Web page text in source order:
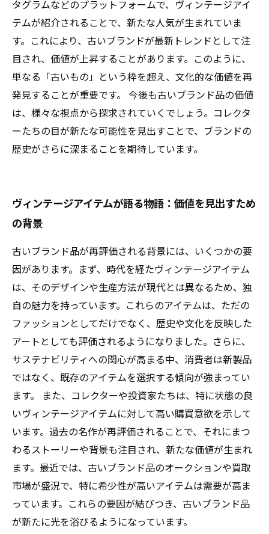
タグラムなどのプラットフォームで、ヴィンテージアイ
テムが紹介されることで、新たな人気が生まれていま
す。これにより、古いブランドが最新トレンドとして注
目され、価値が上昇することがあります。このように、
単なる「古いもの」という枠を超え、文化的な価値を再
発見することが重要です。 今後も古いブランド品の価値
は、様々な視点から探求されていくでしょう。コレクタ
ーたちの目が新たな可能性を見出すことで、ブランドの
歴史がさらに深まることを期待しています。
ヴィンテージアイテムが語る物語：価値を見出すため
の背景
古いブランド品が再評価される背景には、いくつかの要
因があります。まず、時代を経たヴィンテージアイテム
は、そのデザインや生産方法が現代とは異なるため、独
自の魅力を持っています。これらのアイテムは、ただの
ファッションとしてだけでなく、歴史や文化を反映した
アートとしても評価されるようになりました。さらに、
サステナビリティへの関心が高まる中、消費者は新製品
ではなく、既存のアイテムを選択する傾向が強まってい
ます。 また、コレクターや投資家たちは、特に状態の良
いヴィンテージアイテムに対して高い購買意欲を示して
います。過去の名作が再評価されることで、それにまつ
わるストーリーや背景も注目され、新たな価値が生まれ
ます。最近では、古いブランド品のオークションや買取
市場が盛況で、特に希少性が高いアイテムは需要が高ま
っています。これらの要因が結びつき、古いブランド品
が新たに光を浴びるようになっています。